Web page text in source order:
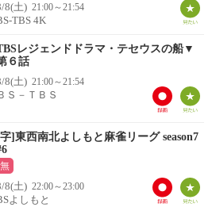
8(土) 21:00～21:54
TBS 4K
レジェンドドラマ・テセウスの船▼
６話
8(土) 21:00～21:54
Ｓ－ＴＢＳ
]東西南北よしもと麻雀リーグ season7
無
8(土) 22:00～23:00
よしもと